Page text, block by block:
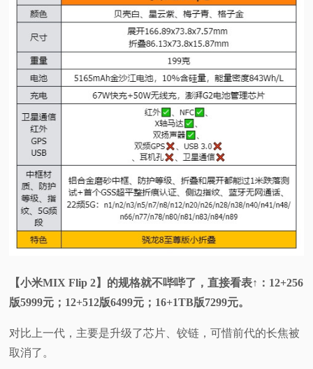
【小米MIX Flip 2】的规格就不哔哔了，直接看表↑：12+256
版5999元；12+512版6499元；16+1TB版7299元。
对比上一代，主要是升级了芯片、铰链，可惜前代的长焦被
取消了。